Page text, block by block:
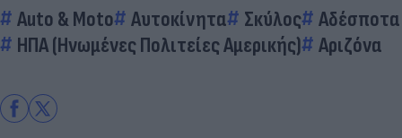
Auto & Moto Αυτοκίνητα Σκύλος
Αδέσποτα
ΗΠΑ (Ηνωμένες Πολιτείες Αμερικής)
Αριζόνα